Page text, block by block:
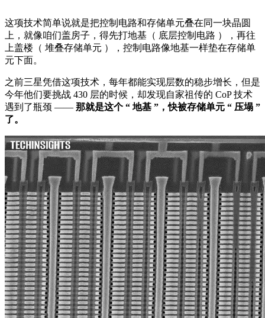
这项技术简单说就是把控制电路和存储单元叠在同一块晶圆
上，就像咱们盖房子，得先打地基（ 底层控制电路 ），再往
上盖楼（ 堆叠存储单元 ），控制电路像地基一样垫在存储单
元下面。
之前三星凭借这项技术，每年都能实现层数的稳步增长，但是
今年他们要挑战 430 层的时候，却发现自家祖传的 CoP 技术
遇到了瓶颈 —— 那就是这个 “ 地基 ”，快被存储单元 “ 压塌 ”
了。